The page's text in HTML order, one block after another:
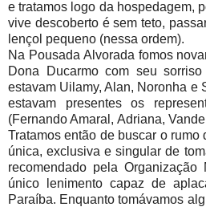
e tratamos logo da hospedagem,
vive descoberto é sem teto,
lençol pequeno (nessa ordem).
Na Pousada Alvorada fomos
Dona Ducarmo com seu
estavam Uilamy, Alan, Noronha e
estavam presentes os
(Fernando Amaral, Adriana,
Tratamos então de buscar o
única, exclusiva e singular de
recomendado pela
único lenimento capaz de
Paraíba. Enquanto tomávamos